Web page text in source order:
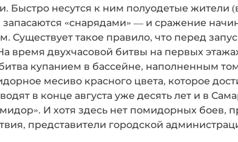
Быстро несутся к ним полуодетые жители
«снарядами» — и сражение
Существует такое правило, что перед
время двухчасовой битвы на первых
купанием в бассейне, наполненным
месиво красного цвета, которое
в конце августа уже десять лет и в
И хотя здесь нет помидорных боев,
представители городской